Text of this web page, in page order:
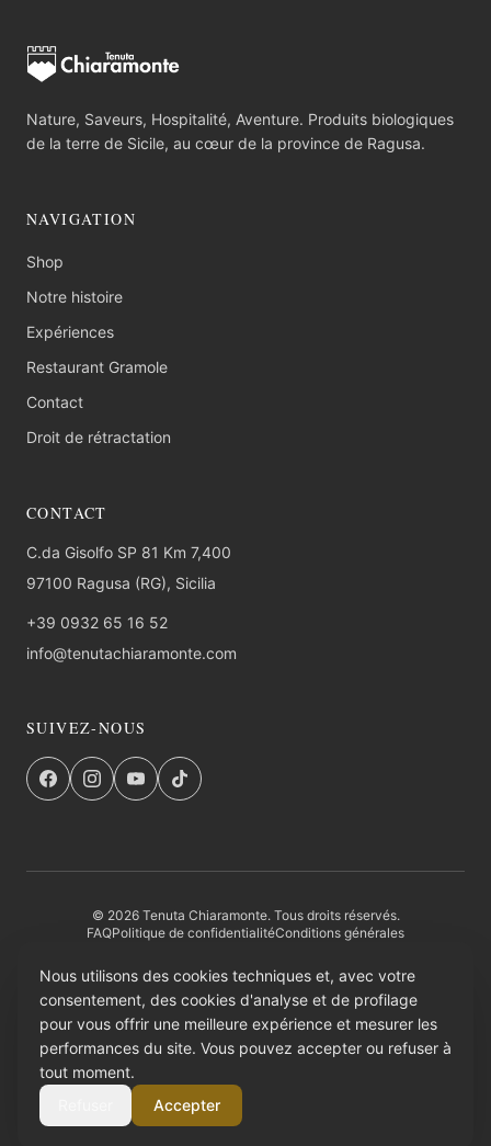
Nature, Saveurs, Hospitalité, Aventure. Produits biologiques
de la terre de Sicile, au cœur de la province de Ragusa.
NAVIGATION
Shop
Notre histoire
Expériences
Restaurant Gramole
Contact
Droit de rétractation
CONTACT
C.da Gisolfo SP 81 Km 7,400
97100 Ragusa (RG), Sicilia
+39 0932 65 16 52
info@tenutachiaramonte.com
SUIVEZ-NOUS
© 2026 Tenuta Chiaramonte. Tous droits réservés.
FAQPolitique de confidentialitéConditions générales
PAGAMENTI SICURI
AMAZON PAY
Nous utilisons des cookies techniques et, avec votre
consentement, des cookies d'analyse et de profilage
pour vous offrir une meilleure expérience et mesurer les
performances du site. Vous pouvez accepter ou refuser à
tout moment.
Accepter